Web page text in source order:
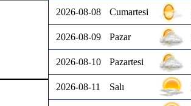
2026-08-08 Cumartesi
2026-08-09 Pazar
2026-08-10 Pazartesi
2026-08-11 Salı